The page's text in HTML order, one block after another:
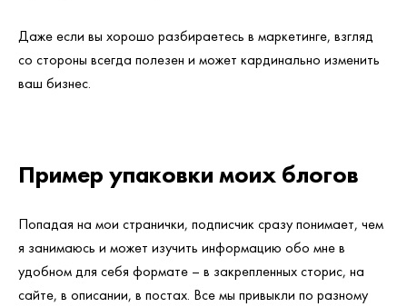
Даже если вы хорошо разбираетесь в маркетинге, взгляд
со стороны всегда полезен и может кардинально изменить
ваш бизнес.
Пример упаковки моих блогов
Попадая на мои странички, подписчик сразу понимает, чем
я занимаюсь и может изучить информацию обо мне в
удобном для себя формате – в закрепленных сторис, на
сайте, в описании, в постах. Все мы привыкли по разному